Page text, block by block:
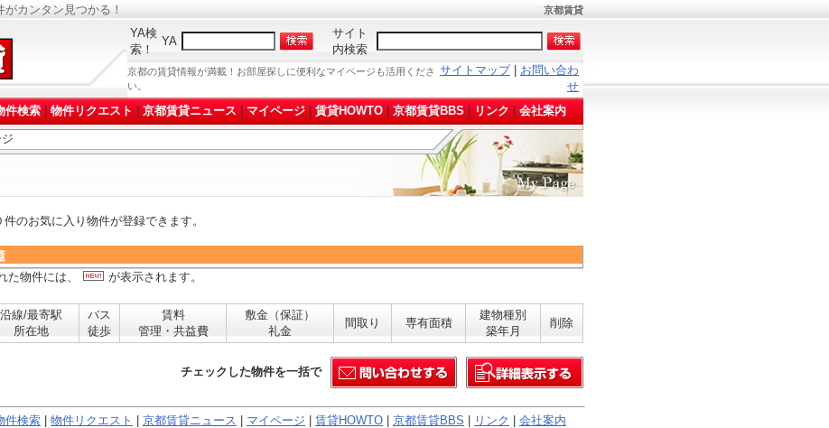
カンタン見つかる！ 京都賃貸
YA検
索！
YA
サイト
内検索
京都の賃貸情報が満載！お部屋探しに便利なマイページも活用くださ
い。
サイトマップ| お問い合わ
せ
件検索 物件リクエスト 京都賃貸ニュース マイページ 賃貸HOWTO 京都賃貸BBS リンク 会社案内
のお気に入り物件が登録できます。
た物件には、 が表示されます。
沿線/最寄駅
所在地
バス
徒歩
賃料
管理・共益費
敷金（保証）
礼金
間取り 専有面積
建物種別
築年月
削除
チェックした物件を一括で
件検索 物件リクエスト 京都賃貸ニュース マイページ 賃貸HOWTO 京都賃貸BBS リンク 会社案内